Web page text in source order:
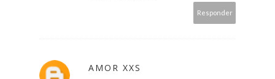
Responder
AMOR XXS